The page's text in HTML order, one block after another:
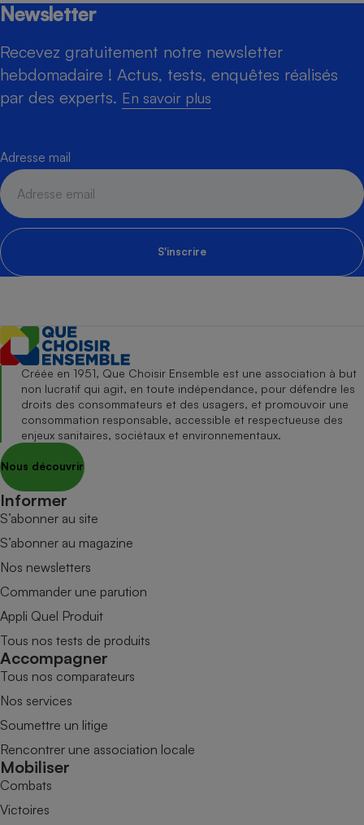
Newsletter
Recevez gratuitement notre newsletter
hebdomadaire ! Actus, tests, enquêtes réalisés
par des experts. En savoir plus
Adresse mail
S'inscrire
Créée en 1951, Que Choisir Ensemble est une association à but
non lucratif qui agit, en toute indépendance, pour défendre les
droits des consommateurs et des usagers, et promouvoir une
consommation responsable, accessible et respectueuse des
enjeux sanitaires, sociétaux et environnementaux.
Nous découvrir
Informer
S’abonner au site
S’abonner au magazine
Nos newsletters
Commander une parution
Appli Quel Produit
Tous nos tests de produits
Accompagner
Tous nos comparateurs
Nos services
Soumettre un litige
Rencontrer une association locale
Mobiliser
Combats
Victoires